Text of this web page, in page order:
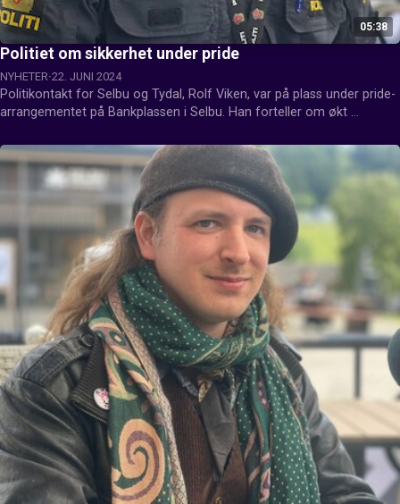
05:38
Politiet om sikkerhet under pride
NYHETER 22. JUNI 2024
Politikontakt for Selbu og Tydal, Rolf Viken, var på plass under pride-
arrangementet på Bankplassen i Selbu. Han forteller om økt